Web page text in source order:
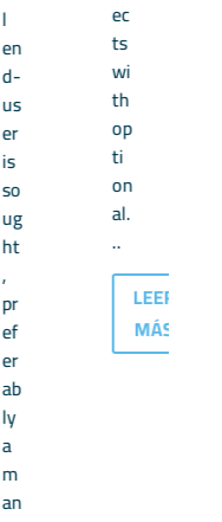
l
en
d-
us
er
is
so
ug
ht
,
pr
ef
er
ab
ly
a
m
an
ec
ts
wi
th
op
ti
on
al.
..
LEER
MÁS